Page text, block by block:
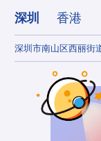
深圳 香港
深圳市南山区西丽街